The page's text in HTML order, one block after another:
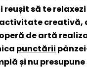
reușit să te
activitate creativă,
de artă
punctării
și nu presupune